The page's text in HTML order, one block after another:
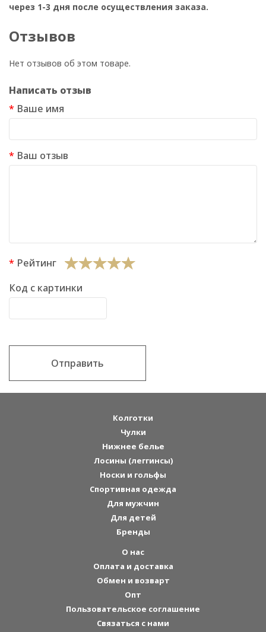
через 1-3 дня после осуществления заказа.
Отзывов
Нет отзывов об этом товаре.
Написать отзыв
Ваше имя
Ваш отзыв
Рейтинг
Код с картинки
Отправить
Колготки
Чулки
Нижнее белье
Лосины (леггинсы)
Носки и гольфы
Спортивная одежда
Для мужчин
Для детей
Бренды
О нас
Оплата и доставка
Обмен и возварт
Опт
Пользовательское соглашение
Связаться с нами